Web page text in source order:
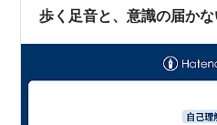
の湯気かい…
歩く足音と、意識の届か